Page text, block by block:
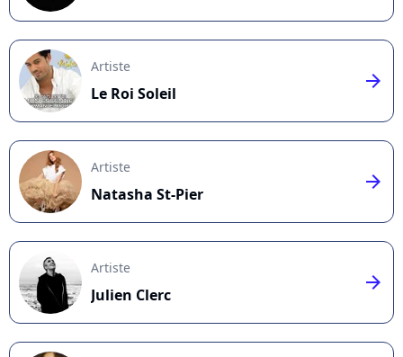
Artiste
Le Roi Soleil
arrow_right
Artiste
Natasha St-Pier
arrow_right
Artiste
Julien Clerc
arrow_right